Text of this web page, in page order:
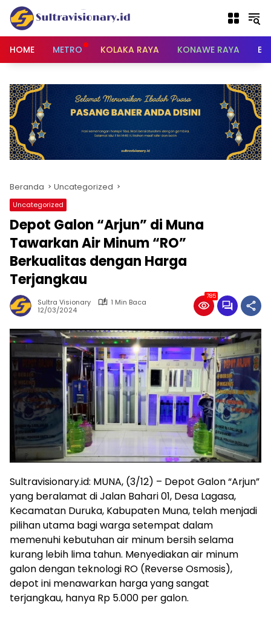
Langsung
konten
HOME
METRO KOLAKA RAYA KONAWE RAYA
Beranda Uncategorized
Uncategorized
Depot Galon “Arjun” di Muna
Tawarkan Air Minum “RO”
Berkualitas dengan Harga
Terjangkau
Sultra Visionary
1 Min Baca
12/03/2024
785
Sultravisionary.id: MUNA, (3/12) – Depot Galon “Arjun”
yang beralamat di Jalan Bahari 01, Desa Lagasa,
Kecamatan Duruka, Kabupaten Muna, telah menjadi
pilihan utama bagi warga setempat dalam
memenuhi kebutuhan air minum bersih selama
kurang lebih lima tahun. Menyediakan air minum
galon dengan teknologi RO (Reverse Osmosis),
depot ini menawarkan harga yang sangat
terjangkau, hanya Rp 5.000 per galon.